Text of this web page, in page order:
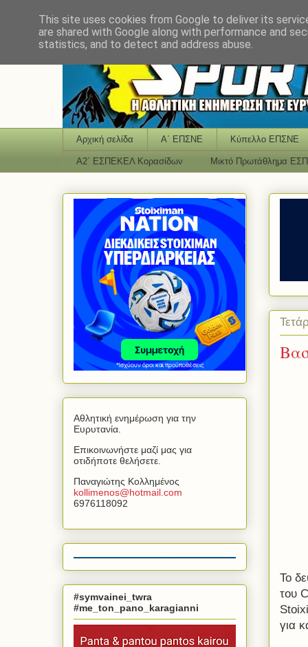
Αρχική σελίδα Α΄ ΕΠΣΝΕ Κύπελλο ΕΠΣΝΕ
Α2΄ ΕΣΠΕΚΕΛ Κορασίδων Μικτό Πρωτάθλημα
Το
του
για
Αθλητική ενημέρωση για την
Ευρυτανία.
Επικοινωνήστε μαζί μας για
οτιδήποτε θελήσετε.
Παναγιώτης Κολλημένος
kollimenos@hotmail com
6976118092
#symvainei_twra
#me_ton_pano_karagianni
This site uses cookies from Google to deliver its
are shared with Google along with performance and
statistics, and to detect and address abuse.